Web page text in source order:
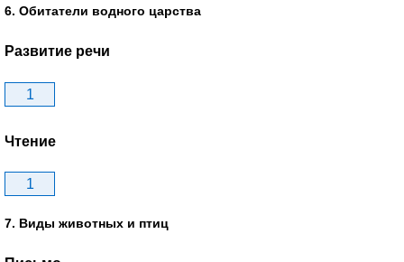
6. Обитатели водного царства
Развитие речи
1
Чтение
1
7. Виды животных и птиц